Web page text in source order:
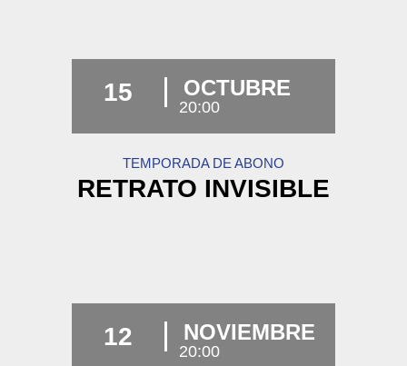
15 OCTUBRE
20:00
TEMPORADA DE ABONO
RETRATO INVISIBLE
12 NOVIEMBRE
20:00